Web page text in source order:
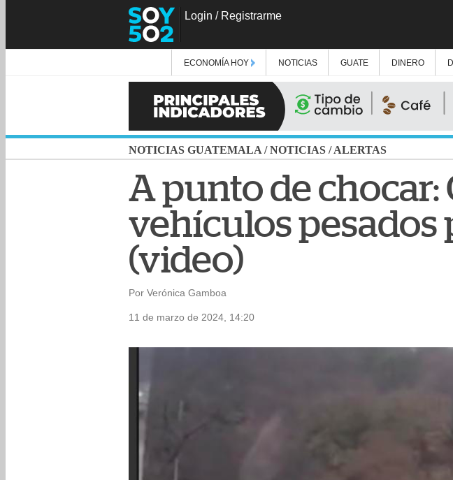
Login / Registrarme
ECONOMÍA HOY NOTICIAS GUATE DINERO
NOTICIAS GUATEMALA /NOTICIAS /ALERTAS
A punto de chocar:
vehículos pesados
(video)
Por Verónica Gamboa
11 de marzo de 2024, 14:20